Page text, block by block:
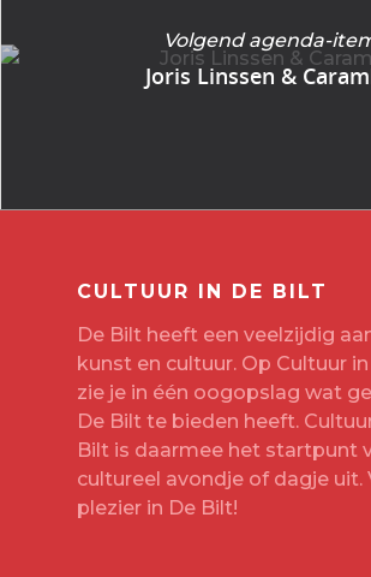
Volgend agenda-
Joris Linssen &
CULTUUR IN DE BILT
De Bilt heeft een veelzijdig
kunst en cultuur. Op Cultuur
zie je in één oogopslag wat
De Bilt te bieden heeft.
Bilt is daarmee het startpunt
cultureel avondje of dagje uit.
plezier in De Bilt!